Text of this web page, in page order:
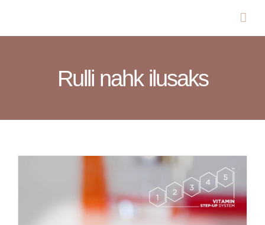
Rulli nahk ilusaks